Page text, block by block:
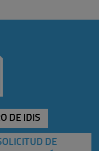
DE IDIS
DE